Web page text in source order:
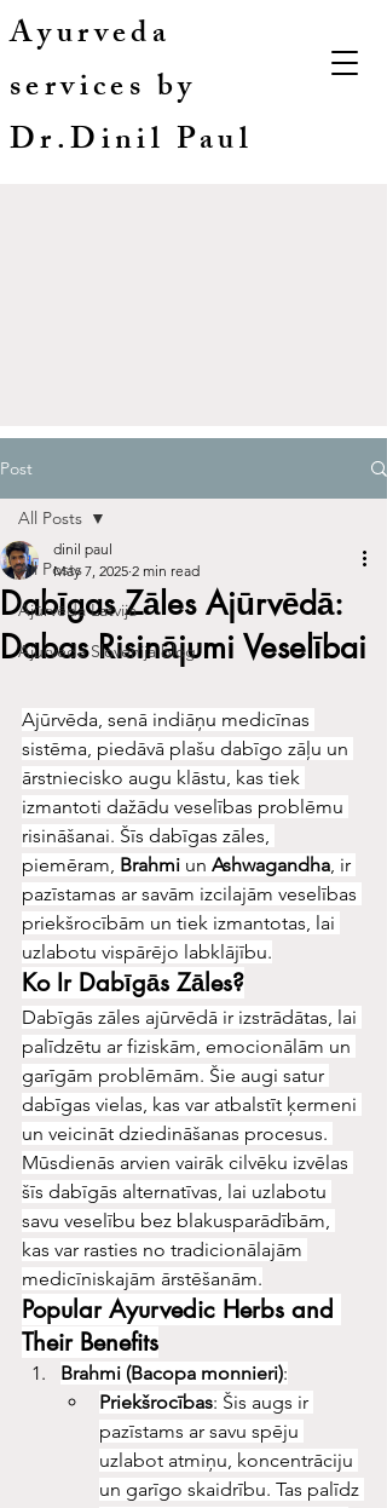
Ayurveda
services by
Dr.Dinil Paul
Post
All Posts
Ajūrvēda Latvija
Ajurveda Slovenija blog
All Posts
Dabīgas Zāles Ajūrvēdā:
Dabas Risinājumi Veselībai
dinil paul
May 7, 2025 2 min read
Ajūrvēda, senā indiāņu medicīnas
sistēma, piedāvā plašu dabīgo zāļu un
ārstniecisko augu klāstu, kas tiek
izmantoti dažādu veselības problēmu
risināšanai. Šīs dabīgas zāles,
piemēram, Brahmi un Ashwagandha, ir
pazīstamas ar savām izcilajām veselības
priekšrocībām un tiek izmantotas, lai
uzlabotu vispārējo labklājību.
Ko Ir Dabīgās Zāles?
Dabīgās zāles ajūrvēdā ir izstrādātas, lai
palīdzētu ar fiziskām, emocionālām un
garīgām problēmām. Šie augi satur
dabīgas vielas, kas var atbalstīt ķermeni
un veicināt dziedināšanas procesus.
Mūsdienās arvien vairāk cilvēku izvēlas
šīs dabīgās alternatīvas, lai uzlabotu
savu veselību bez blakusparādībām,
kas var rasties no tradicionālajām
medicīniskajām ārstēšanām.
Popular Ayurvedic Herbs and
Their Benefits
Brahmi (Bacopa monnieri):
Priekšrocības: Šis augs ir
pazīstams ar savu spēju
uzlabot atmiņu, koncentrāciju
un garīgo skaidrību. Tas palīdz